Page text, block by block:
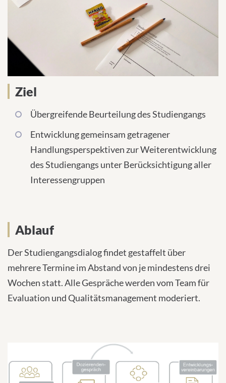
Ziel
Übergreifende Beurteilung des Studiengangs
Entwicklung gemeinsam getragener
Handlungsperspektiven zur Weiterentwicklung
des Studiengangs unter Berücksichtigung aller
Interessengruppen
Ablauf
Der Studiengangsdialog findet gestaffelt über
mehrere Termine im Abstand von je mindestens drei
Wochen statt. Alle Gespräche werden vom Team für
Evaluation und Qualitätsmanagement moderiert.